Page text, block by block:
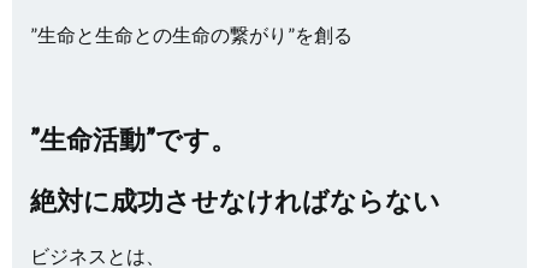
”生命と生命との生命の繋がり”を創る
”生命活動”です。
絶対に成功させなければならない
ビジネスとは、